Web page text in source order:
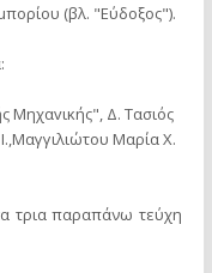
(βλ. "Εύδοξος").
Μηχαvικής", Δ. Τασιός
Μαρία Χ.
τρια παραπάνω τεύχη